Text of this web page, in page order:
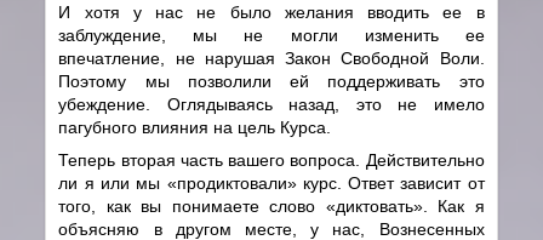
И хотя у нас не было желания вводить ее в
заблуждение, мы не могли изменить ее
впечатление, не нарушая Закон Свободной Воли.
Поэтому мы позволили ей поддерживать это
убеждение. Оглядываясь назад, это не имело
пагубного влияния на цель Курса.
Теперь вторая часть вашего вопроса. Действительно
ли я или мы «продиктовали» курс. Ответ зависит от
того, как вы понимаете слово «диктовать». Как я
объясняю в другом месте, у нас, Вознесенных